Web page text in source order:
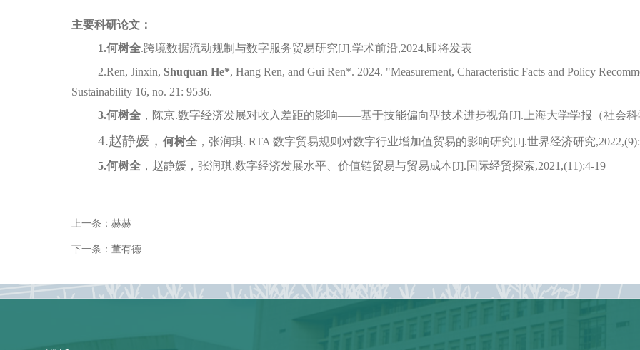
主要科研论文：
1.何树全.跨境数据流动规制与数字服务贸易研究[J].学术前沿,2024,即将发表
2.Ren, Jinxin, Shuquan He*, Hang Ren, and Gui Ren*. 2024. "Measurement, Characteristic Facts and Policy
Sustainability 16, no. 21: 9536.
3.何树全 ，陈京.数字经济发展对收入差距的影响——基于技能偏向型技术进步视角[J]. 上海大学学报（社会
4.赵静媛，何树全 ，张润琪. RTA数字贸易规则对数字行业增加值贸易的影响研究[J].世界经济研究,2022,(9):
5.何树全 ，赵静媛，张润琪.数字经济发展水平、价值链贸易与贸易成本[J].国际经贸探索,2021 ,(11):4-19
上一条： 赫赫
下一条： 董有德